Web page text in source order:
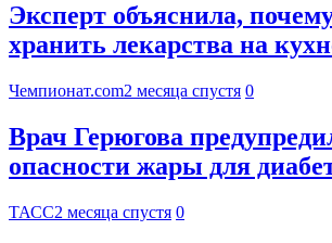
Эксперт объяснила,
хранить лекарства на
Чемпионат.com2 месяца спустя 0
Врач Герюгова
опасности жары для
ТАСС2 месяца спустя 0